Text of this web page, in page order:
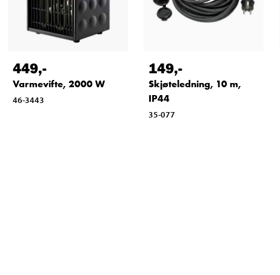
449,-
Varmevifte, 2000 W
46-3443
149,-
Skjøteledning, 10 m,
IP44
35-077